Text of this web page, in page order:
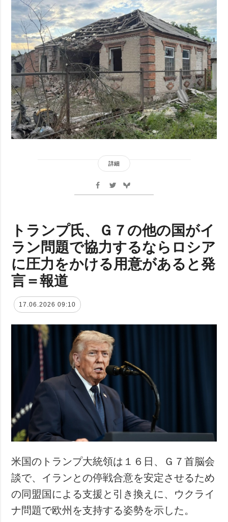
詳細
トランプ氏、Ｇ７の他の国がイ
ラン問題で協力するならロシア
に圧力をかける用意があると発
言＝報道
17.06.2026 09:10
米国のトランプ大統領は１６日、Ｇ７首脳会
談で、イランとの停戦合意を安定させるため
の同盟国による支援と引き換えに、ウクライ
ナ問題で欧州を支持する姿勢を示した。